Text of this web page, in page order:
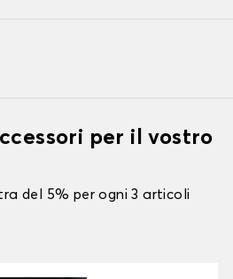
per il vostro
del 5% per ogni 3 articoli